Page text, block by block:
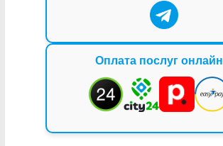
Оплата послуг онлайн